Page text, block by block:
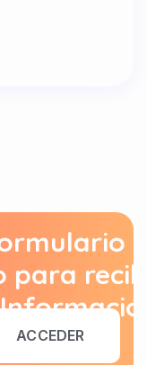
para
ACCEDER